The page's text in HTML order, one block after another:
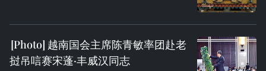
越南国会主席陈青敏率团赴老
挝吊唁赛宋蓬·丰威汉同志